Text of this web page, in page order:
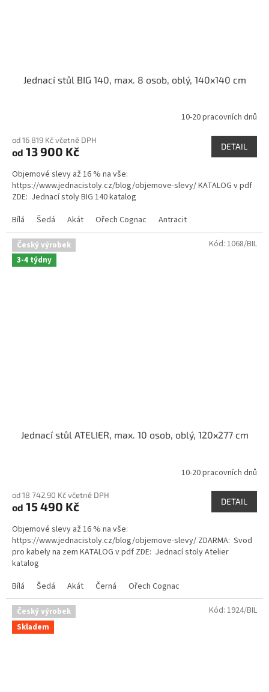
Jednací stůl BIG 140, max. 8 osob, oblý, 140x140 cm
10-20 pracovních dnů
od 16 819 Kč včetně DPH
od 13 900 Kč DETAIL
Objemové slevy až 16 % na vše:
https://www.jednacistoly.cz/blog/objemove-slevy/ KATALOG v pdf
ZDE: Jednací stoly BIG 140 katalog
Bílá
Šedá Akát Ořech Cognac Antracit
Český výrobek
3-4 týdny
Jednací stůl ATELIER, max. 10 osob, oblý, 120x277 cm
produktu
je
z
5
hvězdiček.
10-20 pracovních dnů
od 18 742,90 Kč včetně DPH
od 15 490 Kč DETAIL
Objemové slevy až 16 % na vše:
https://www.jednacistoly.cz/blog/objemove-slevy/ ZDARMA: Svod
pro kabely na zem KATALOG v pdf ZDE: Jednací stoly Atelier
katalog
Bílá
Šedá Akát Černá Ořech Cognac
Kód: 1068/BIL
Český výrobek
Skladem
Kód: 1924/BIL